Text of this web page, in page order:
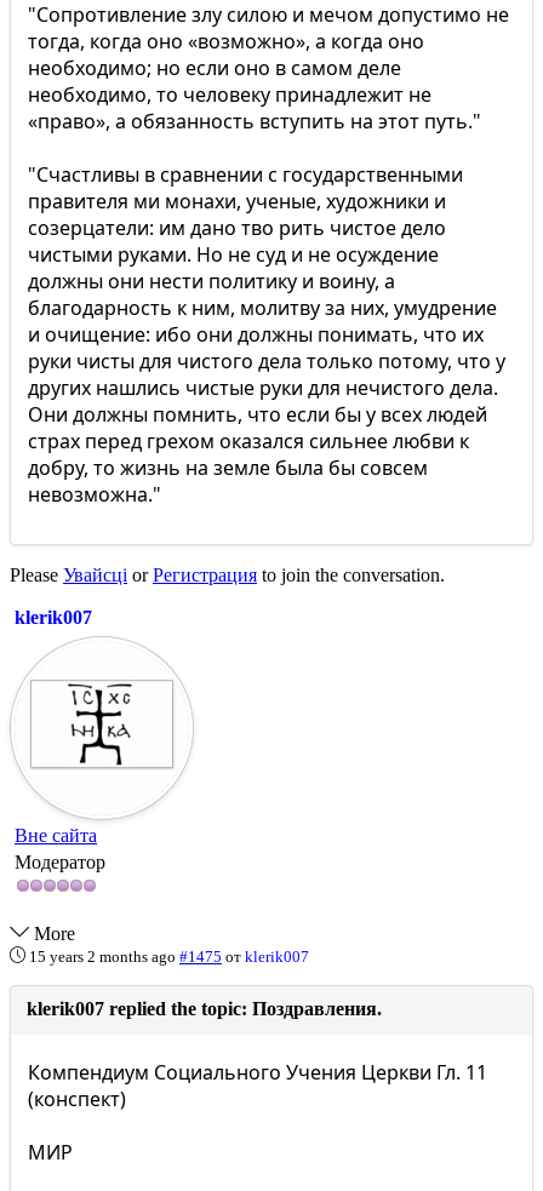
"Сопротивление злу силою и мечом допустимо не
тогда, когда оно «возможно», а когда оно
необходимо; но если оно в самом деле
необходимо, то человеку принадлежит не
«право», а обязанность вступить на этот путь."
"Счастливы в сравнении с государственными
правителя ми монахи, ученые, художники и
созерцатели: им дано тво рить чистое дело
чистыми руками. Но не суд и не осуждение
должны они нести политику и воину, а
благодарность к ним, молитву за них, умудрение
и очищение: ибо они должны понимать, что их
руки чисты для чистого дела только потому, что у
других нашлись чистые руки для нечистого дела.
Они должны помнить, что если бы у всех людей
страх перед грехом оказался сильнее любви к
добру, то жизнь на земле была бы совсем
невозможна."
Please Увайсці orРегистрация to join the conversation.
klerik007
Вне сайта
Модератор
More
15 years 2 months ago #1475 от klerik007
klerik007 replied the topic: Поздравления.
Компендиум Социального Учения Церкви Гл. 11
(конспект)
МИР